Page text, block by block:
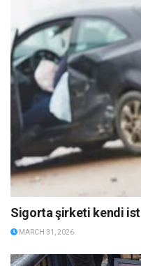
Sigorta şirketi kendi
MARCH 31, 2026